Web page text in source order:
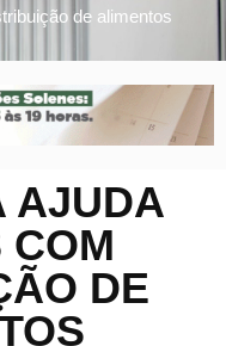
de alimentos
AJUDA
COM
DE